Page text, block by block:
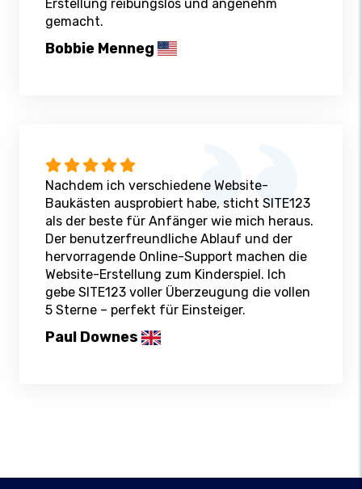
Erstellung reibungslos und angenehm
gemacht.
Bobbie Menneg
Nachdem ich verschiedene Website-
Baukästen ausprobiert habe, sticht SITE123
als der beste für Anfänger wie mich heraus.
Der benutzerfreundliche Ablauf und der
hervorragende Online-Support machen die
Website-Erstellung zum Kinderspiel. Ich
gebe SITE123 voller Überzeugung die vollen
5 Sterne – perfekt für Einsteiger.
Paul Downes